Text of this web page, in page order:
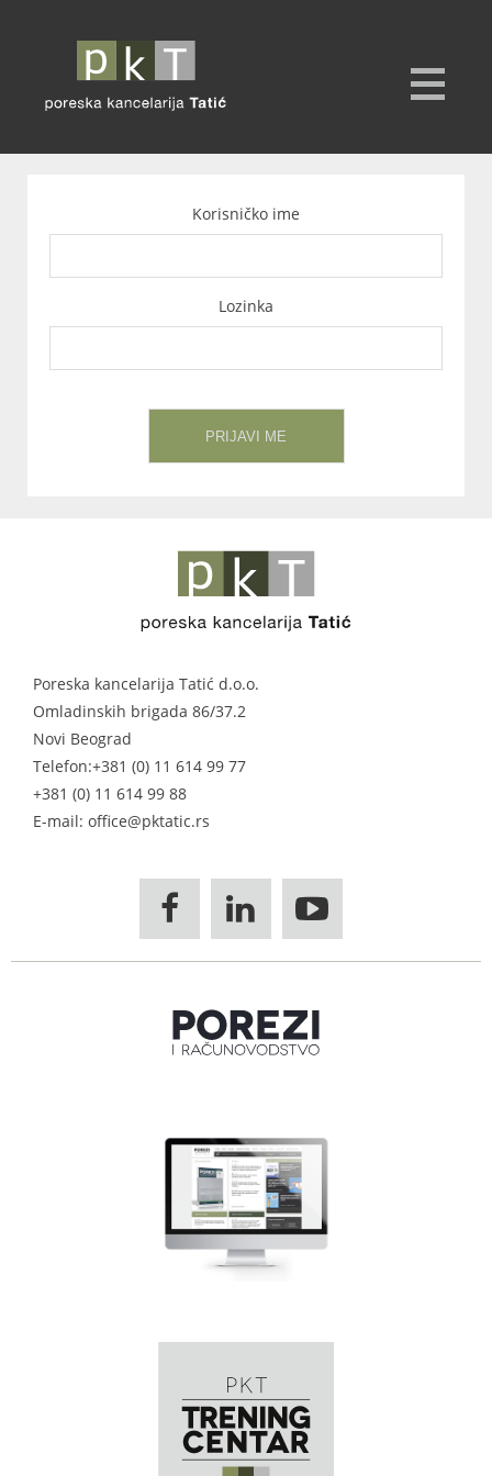
Korisničko ime
Lozinka
Poreska kancelarija Tatić d.o.o.
Omladinskih brigada 86/37.2
Novi Beograd
Telefon:+381 (0) 11 614 99 77
+381 (0) 11 614 99 88
E-mail: office@pktatic.rs
  